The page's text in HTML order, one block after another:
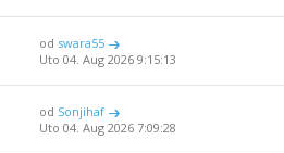
od swara55
Uto 04. Aug 2026 9:15:13
od Sonjihaf
Uto 04. Aug 2026 7:09:28